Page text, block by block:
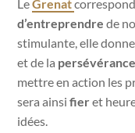
LeGrenat
d’entreprendrede
stimulante, elle
et de la persévérance
mettre en action les
sera ainsifieret
idées.